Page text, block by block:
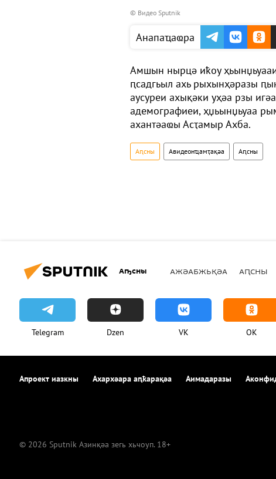
© Видео Sputnik
Анапаҵаҩра
Амшын нырцә иҟоу
ԥсадгьыл ахь рыхынҳәразы
аусуреи ахықәки уҳәа рзы
адемографиеи, ҳџьынџьуаа
ахантәаҩы Асҭамыр Ахба.
Аԥсны Авидеонҵамҭақәа Аԥсны
Аҧсны АЖӘАБЖЬҚӘА АԤСНЫ
Telegram Dzen VK OK
Апроект иазкны Ахархәара аԥҟарақәа Аимадаразы
© 2026 Sputnik Азинқәа зегь хьчоуп. 18+